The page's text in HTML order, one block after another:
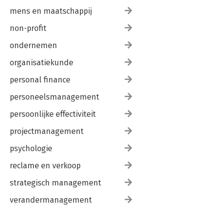
mens en maatschappij
non-profit
ondernemen
organisatiekunde
personal finance
personeelsmanagement
persoonlijke effectiviteit
projectmanagement
psychologie
reclame en verkoop
strategisch management
verandermanagement